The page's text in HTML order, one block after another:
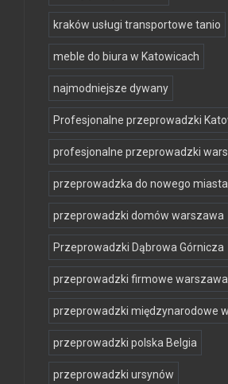
kraków usługi transportowe tanio
meble do biura w Katowicach
najmodniejsze dywany
Profesjonalne przeprowadzki
profesjonalne przeprowadzki
przeprowadzka do nowego miasta
przeprowadzki domów warszawa
Przeprowadzki Dąbrowa Górnicza
przeprowadzki firmowe warszawa
przeprowadzki międzynarodowe
przeprowadzki polska Belgia
przeprowadzki ursynów